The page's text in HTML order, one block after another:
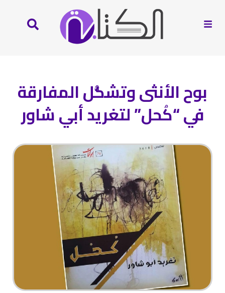
بوح الأنثى وتشكُّل المفارقة
في “كُحل” لتغريد أبي شاور